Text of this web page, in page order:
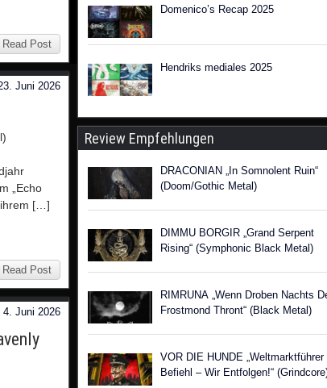
Read Post
Juni 2026
„Echo
ihrem […]
Read Post
4. Juni 2026
Domenico’s Recap 2025
Hendriks mediales 2025
Review Empfehlungen
DRACONIAN „In Somnolent Ruin“
(Doom/Gothic Metal)
DIMMU BORGIR „Grand Serpent
Rising“ (Symphonic Black Metal)
RIMRUNA „Wenn Droben Nachts
Frostmond Thront“ (Black Metal)
VOR DIE HUNDE „Weltmarktführer
Befiehl – Wir Entfolgen!“